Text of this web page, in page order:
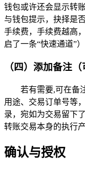
钱包或许还会显示转
与钱包提示，抉择是
手续费，手续费越高
启了一条“快速通道”）
（四）添加备注（
若有需要,可在备
用途、交易订单号等
录，宛如为交易留下
转账交易本身的执行产
确认与授权